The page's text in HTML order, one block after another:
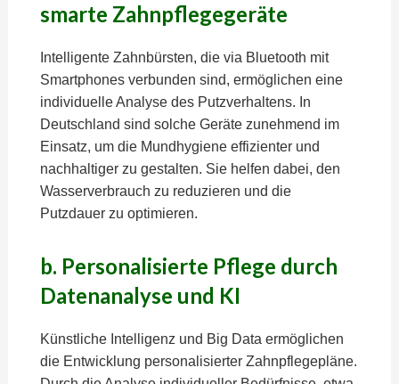
smarte Zahnpflegegeräte
Intelligente Zahnbürsten, die via Bluetooth mit
Smartphones verbunden sind, ermöglichen eine
individuelle Analyse des Putzverhaltens. In
Deutschland sind solche Geräte zunehmend im
Einsatz, um die Mundhygiene effizienter und
nachhaltiger zu gestalten. Sie helfen dabei, den
Wasserverbrauch zu reduzieren und die
Putzdauer zu optimieren.
b. Personalisierte Pflege durch
Datenanalyse und KI
Künstliche Intelligenz und Big Data ermöglichen
die Entwicklung personalisierter Zahnpflegepläne.